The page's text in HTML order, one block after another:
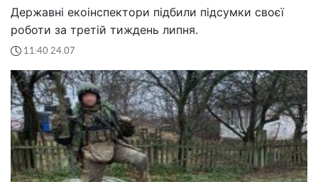
Державні екоінспектори підбили підсумки своєї
роботи за третій тиждень липня.
11:40 24.07